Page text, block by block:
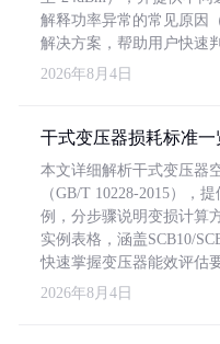
解释功率异常的常见原因
解决方案，帮助用户快速
2026年8月4日
干式变压器损耗标准
本文详细解析干式变压器
（GB/T 10228-2015），
例，分步骤说明变损计算
实例表格，涵盖SCB10/
快速掌握变压器能效评估
2026年8月4日